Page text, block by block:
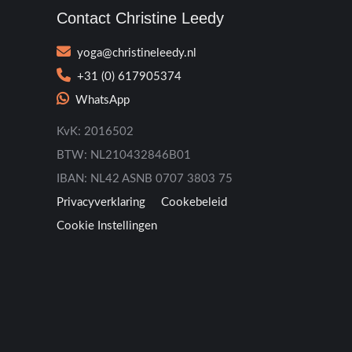
Contact Christine Leedy
yoga@christineleedy.nl
+31 (0) 617905374
WhatsApp
KvK: 2016502
BTW: NL210432846B01
IBAN: NL42 ASNB 0707 3803 75
Privacyverklaring
Cookebeleid
Cookie Instellingen